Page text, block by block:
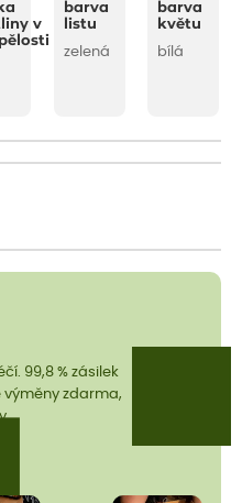
v
barva
listu
zelená
barva
květu
bílá
99,8 % zásilek
zdarma,